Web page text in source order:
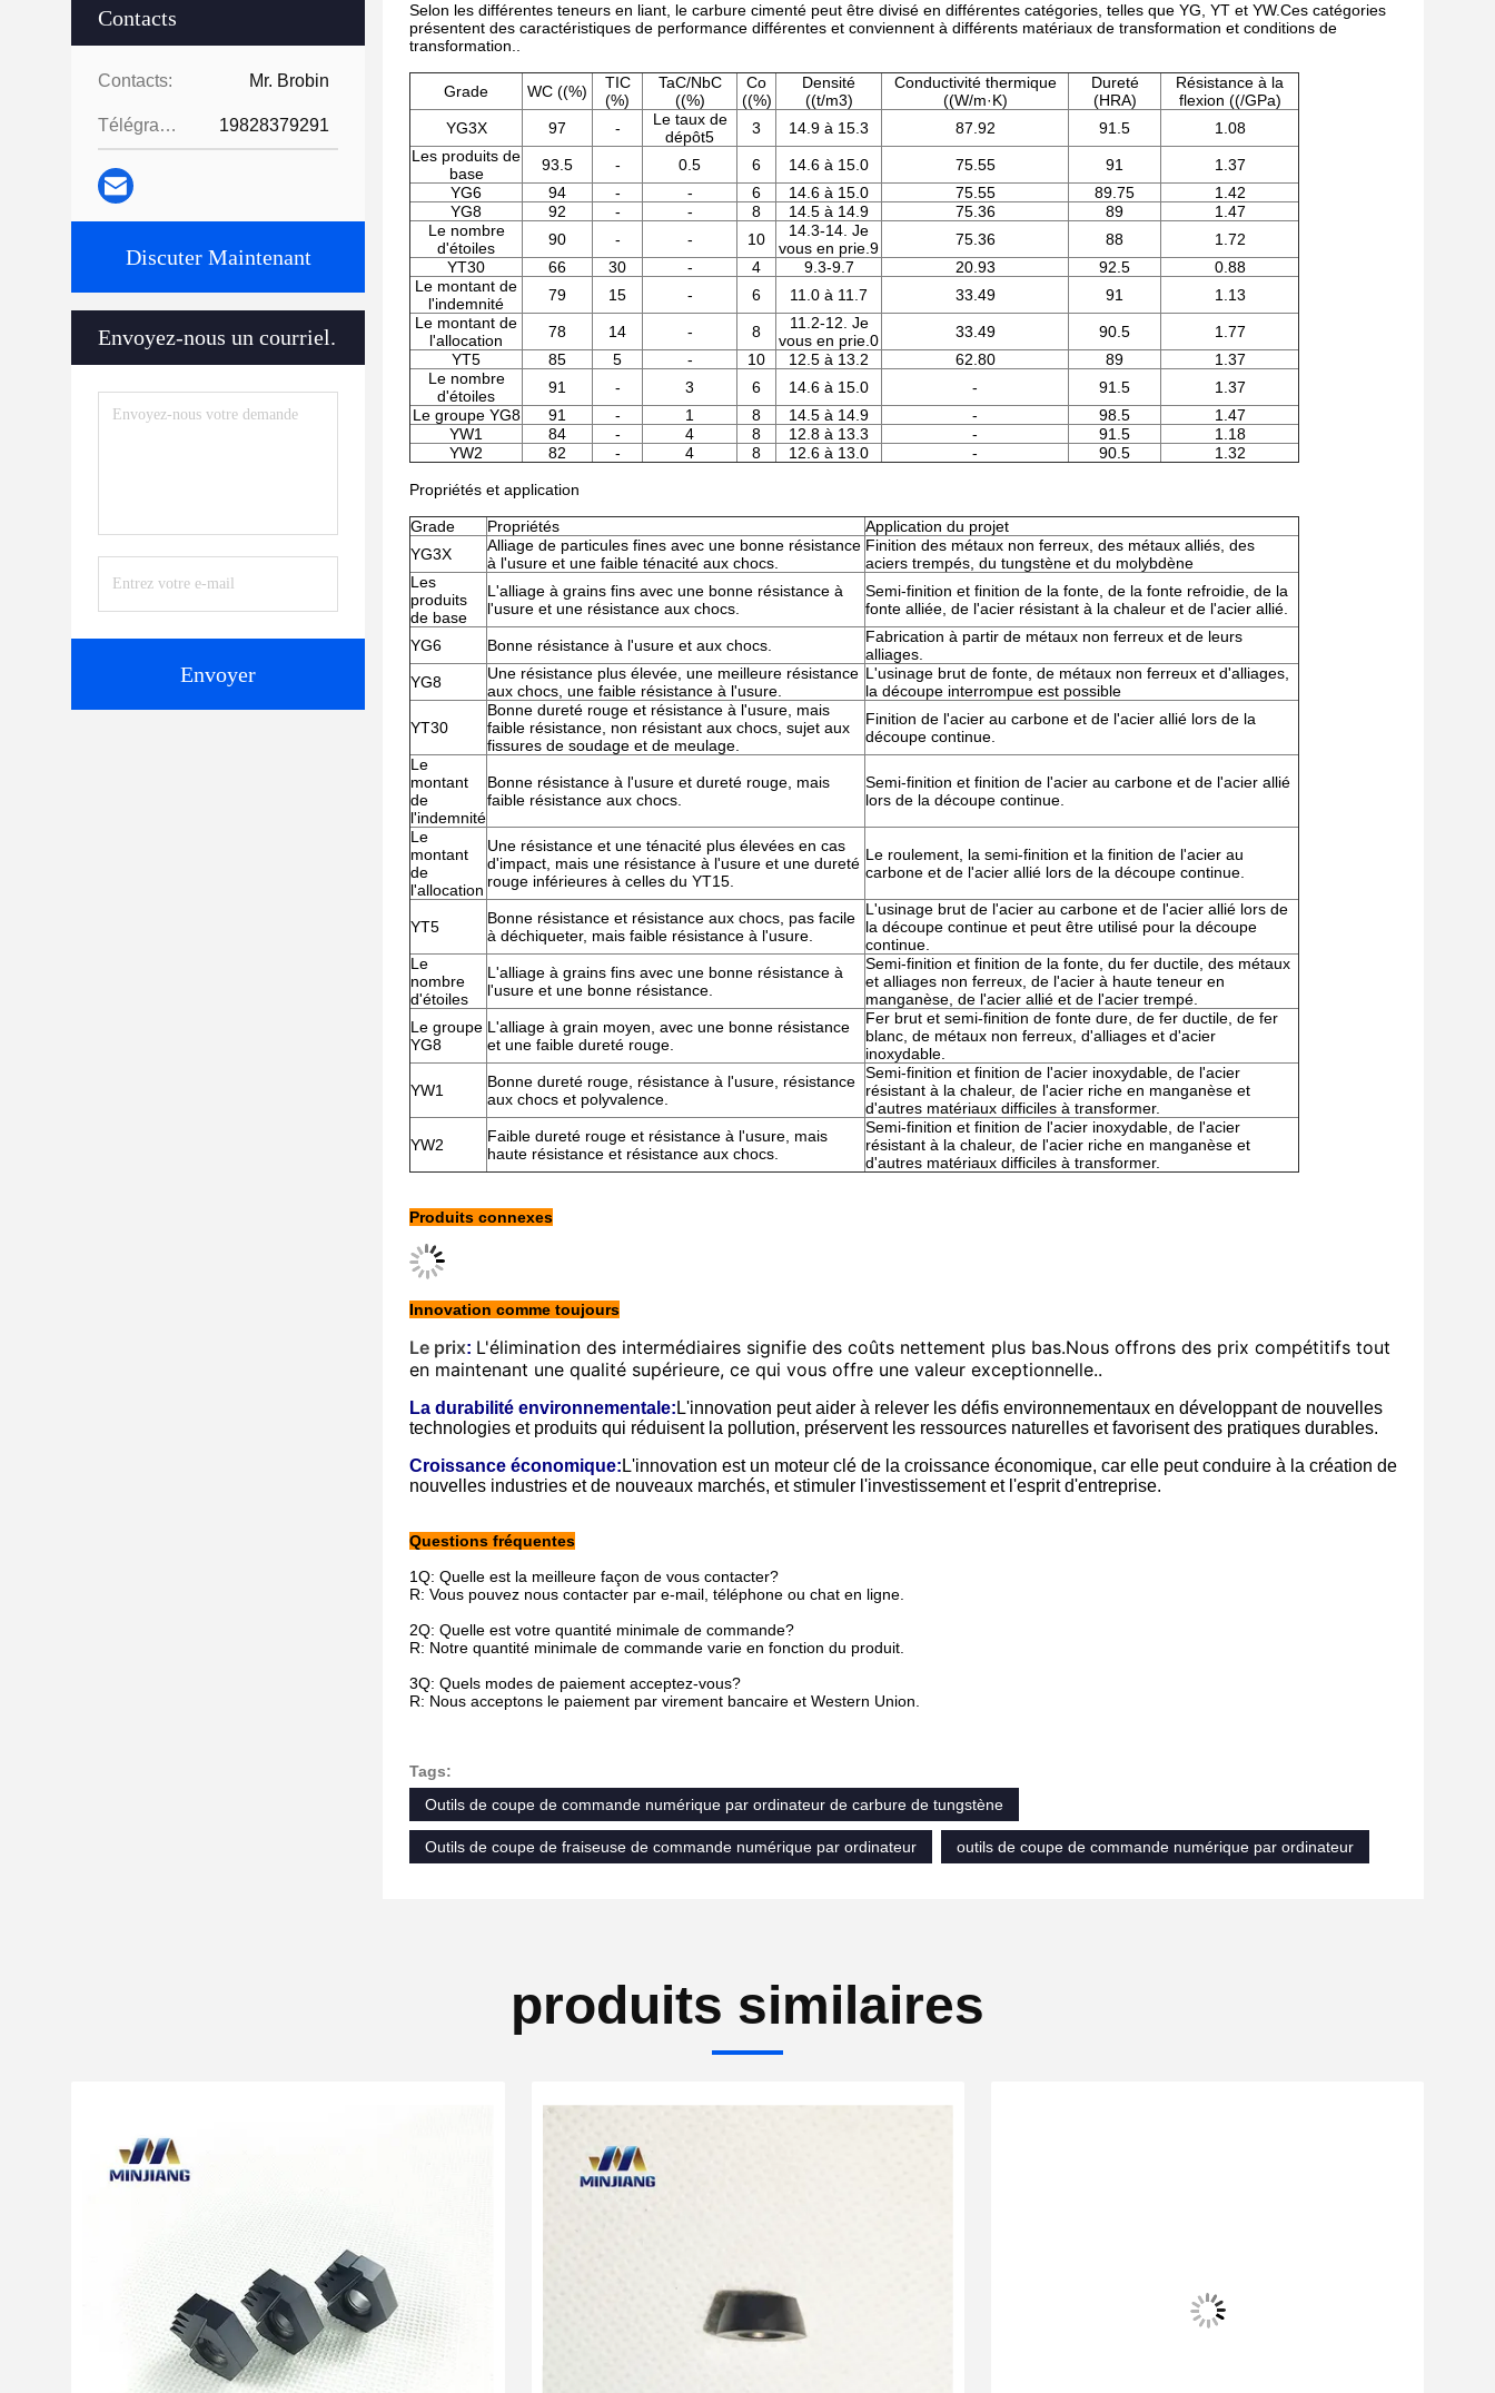
Contacts
Contacts: Mr. Brobin
Télégramme: 19828379291
Discuter Maintenant
Envoyez-nous un courriel.
Envoyer
Selon les différentes teneurs en liant, le carbure cimenté peut être divisé en différentes catégories, telles que YG, YT et YW.Ces catégories
présentent des caractéristiques de performance différentes et conviennent à différents matériaux de transformation et conditions de
transformation..
Grade WC ((%)
TIC
(%)
TaC/NbC
((%)
Co
((%)
Densité
((t/m3)
Conductivité thermique
((W/m·K)
Dureté
(HRA)
Résistance à la
flexion ((/GPa)
YG3X
97 -
Le taux de
dépôt5
3 14.9 à 15.3 87.92 91.5
1.08
Les produits de
base
93.5 - 0.5 6 14.6 à 15.0 75.55 91
1.37
YG6
94 - - 6 14.6 à 15.0 75.55 89.75
1.42
YG8
92 - - 8 14.5 à 14.9 75.36 89
1.47
Le nombre
d'étoiles
90 - - 10
14.3-14. Je
vous en prie.9
75.36 88
1.72
YT30
66 30 - 4 9.3-9.7 20.93 92.5
0.88
Le montant de
l'indemnité
79 15 - 6 11.0 à 11.7 33.49 91
1.13
Le montant de
l'allocation
78 14 - 8
11.2-12. Je
vous en prie.0
33.49 90.5
1.77
YT5
85 5 - 10 12.5 à 13.2 62.80 89
1.37
Le nombre
d'étoiles
91 - 3 6 14.6 à 15.0 - 91.5
1.37
Le groupe YG8
91 - 1 8 14.5 à 14.9 - 98.5
1.47
YW1
84 - 4 8 12.8 à 13.3 - 91.5
1.18
YW2
82 - 4 8 12.6 à 13.0 - 90.5 1.32
Propriétés et application
Grade Propriétés
Application du projet
YG3X
Alliage de particules fines avec une bonne résistance
à l'usure et une faible ténacité aux chocs.
Finition des métaux non ferreux, des métaux alliés, des
aciers trempés, du tungstène et du molybdène
Les
produits
de base
L'alliage à grains fins avec une bonne résistance à
l'usure et une résistance aux chocs.
Semi-finition et finition de la fonte, de la fonte refroidie, de la
fonte alliée, de l'acier résistant à la chaleur et de l'acier allié.
YG6 Bonne résistance à l'usure et aux chocs.
Fabrication à partir de métaux non ferreux et de leurs
alliages.
YG8
Une résistance plus élevée, une meilleure résistance
aux chocs, une faible résistance à l'usure.
L'usinage brut de fonte, de métaux non ferreux et d'alliages,
la découpe interrompue est possible
YT30
Bonne dureté rouge et résistance à l'usure, mais
faible résistance, non résistant aux chocs, sujet aux
fissures de soudage et de meulage.
Finition de l'acier au carbone et de l'acier allié lors de la
découpe continue.
Le
montant
de
l'indemnité
Bonne résistance à l'usure et dureté rouge, mais
faible résistance aux chocs.
Semi-finition et finition de l'acier au carbone et de l'acier allié
lors de la découpe continue.
Le
montant
de
l'allocation
Une résistance et une ténacité plus élevées en cas
d'impact, mais une résistance à l'usure et une dureté
rouge inférieures à celles du YT15.
Le roulement, la semi-finition et la finition de l'acier au
carbone et de l'acier allié lors de la découpe continue.
YT5
Bonne résistance et résistance aux chocs, pas facile
à déchiqueter, mais faible résistance à l'usure.
L'usinage brut de l'acier au carbone et de l'acier allié lors de
la découpe continue et peut être utilisé pour la découpe
continue.
Le
nombre
d'étoiles
L'alliage à grains fins avec une bonne résistance à
l'usure et une bonne résistance.
Semi-finition et finition de la fonte, du fer ductile, des métaux
et alliages non ferreux, de l'acier à haute teneur en
manganèse, de l'acier allié et de l'acier trempé.
Le groupe
YG8
L'alliage à grain moyen, avec une bonne résistance
et une faible dureté rouge.
Fer brut et semi-finition de fonte dure, de fer ductile, de fer
blanc, de métaux non ferreux, d'alliages et d'acier
inoxydable.
YW1
Bonne dureté rouge, résistance à l'usure, résistance
aux chocs et polyvalence.
Semi-finition et finition de l'acier inoxydable, de l'acier
résistant à la chaleur, de l'acier riche en manganèse et
d'autres matériaux difficiles à transformer.
YW2
Faible dureté rouge et résistance à l'usure, mais
haute résistance et résistance aux chocs.
Semi-finition et finition de l'acier inoxydable, de l'acier
résistant à la chaleur, de l'acier riche en manganèse et
d'autres matériaux difficiles à transformer.
Produits connexes
Innovation comme toujours
Le prix: L'élimination des intermédiaires signifie des coûts nettement plus bas.Nous offrons des prix compétitifs tout
en maintenant une qualité supérieure, ce qui vous offre une valeur exceptionnelle..
La durabilité environnementale: L'innovation peut aider à relever les défis environnementaux en développant de nouvelles
technologies et produits qui réduisent la pollution, préservent les ressources naturelles et favorisent des pratiques durables.
Croissance économique: L'innovation est un moteur clé de la croissance économique, car elle peut conduire à la création de
nouvelles industries et de nouveaux marchés, et stimuler l'investissement et l'esprit d'entreprise.
Questions fréquentes
1Q: Quelle est la meilleure façon de vous contacter?
R: Vous pouvez nous contacter par e-mail, téléphone ou chat en ligne.
2Q: Quelle est votre quantité minimale de commande?
R: Notre quantité minimale de commande varie en fonction du produit.
3Q: Quels modes de paiement acceptez-vous?
R: Nous acceptons le paiement par virement bancaire et Western Union.
Tags:
Outils de coupe de commande numérique par ordinateur de carbure de tungstène
Outils de coupe de fraiseuse de commande numérique par ordinateur outils de coupe de commande numérique par ordinateur
produits similaires